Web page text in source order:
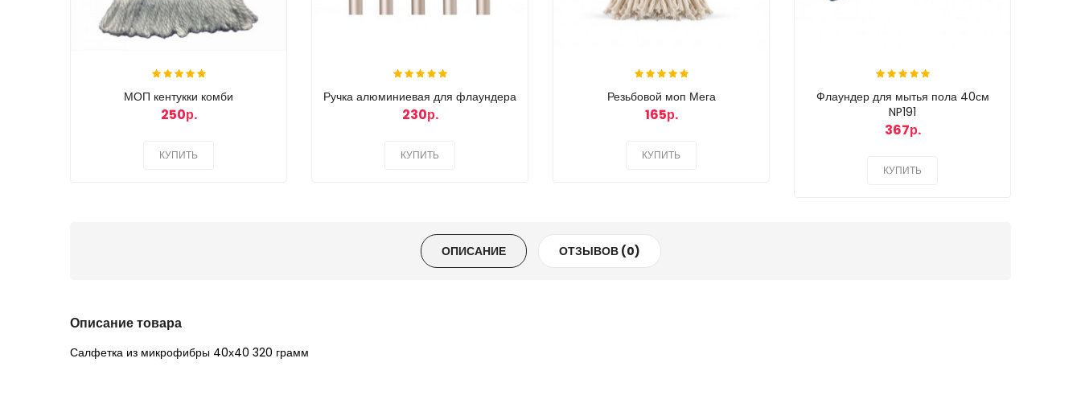
МОП кентукки комби
250р.
КУПИТЬ
Ручка алюминиевая для флаундера
230р.
КУПИТЬ
Резьбовой моп Мега
165р.
КУПИТЬ
Флаундер для мытья пола 40см
NP191
367р.
КУПИТЬ
ОПИСАНИЕ ОТЗЫВОВ (0)
Описание товара
Салфетка из микрофибры 40х40 320 грамм